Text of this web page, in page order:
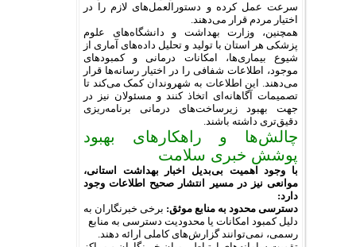
سرعت عمل کرده و دستورالعمل‌های لازم را در
اختیار مردم قرار می‌دهند.
همچنین، وزارت بهداشت و دانشگاه‌های علوم
پزشکی هر استان با تولید و تحلیل داده‌های آماری از
شیوع بیماری‌ها، امکانات درمانی و کمبودهای
موجود، اطلاعات شفافی را در اختیار رسانه‌ها قرار
می‌دهند. این اطلاعات به شهروندان کمک می‌کند تا
تصمیمات آگاهانه‌ای اتخاذ کنند و مسئولان نیز در
جهت بهبود زیرساخت‌های درمانی برنامه‌ریزی
دقیق‌تری داشته باشند.
چالش‌ها و راهکارهای بهبود
پوشش خبری سلامت
با وجود اهمیت بی‌بدیل اخبار بهداشت استانی،
موانعی نیز در مسیر انتشار صحیح اطلاعات وجود
دارد:
دسترسی محدود به منابع موثق: برخی خبرنگاران به
دلیل کمبود امکانات یا محدودیت دسترسی به منابع
رسمی، نمی‌توانند گزارش‌های کاملی ارائه دهند.